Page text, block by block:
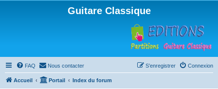
Guitare Classique
FAQ Nous contacter Connexion
S’enregistrer
Accueil Portail Index du forum